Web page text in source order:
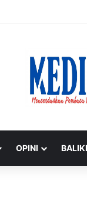
52,5 Ton Pasir
OPINI